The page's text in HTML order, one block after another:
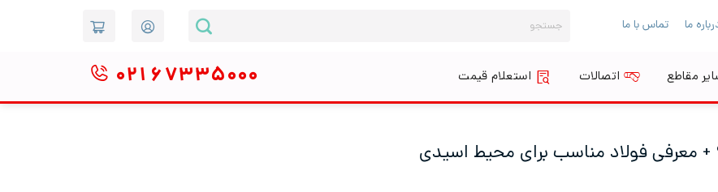
ما تماس با ما
برای:
مقاطع اتصالات استعلام قیمت ۰۲۱ ۶۷۳۳۵۰۰۰
فولاد مناسب برای محیط اسیدی